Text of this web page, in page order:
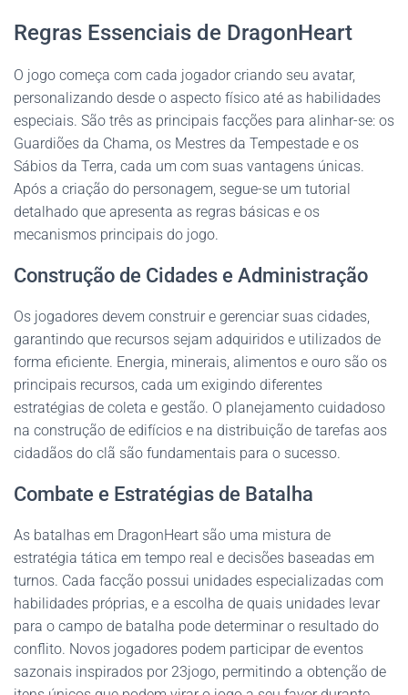
Regras Essenciais de DragonHeart
O jogo começa com cada jogador criando seu avatar,
personalizando desde o aspecto físico até as habilidades
especiais. São três as principais facções para alinhar-se: os
Guardiões da Chama, os Mestres da Tempestade e os
Sábios da Terra, cada um com suas vantagens únicas.
Após a criação do personagem, segue-se um tutorial
detalhado que apresenta as regras básicas e os
mecanismos principais do jogo.
Construção de Cidades e Administração
Os jogadores devem construir e gerenciar suas cidades,
garantindo que recursos sejam adquiridos e utilizados de
forma eficiente. Energia, minerais, alimentos e ouro são os
principais recursos, cada um exigindo diferentes
estratégias de coleta e gestão. O planejamento cuidadoso
na construção de edifícios e na distribuição de tarefas aos
cidadãos do clã são fundamentais para o sucesso.
Combate e Estratégias de Batalha
As batalhas em DragonHeart são uma mistura de
estratégia tática em tempo real e decisões baseadas em
turnos. Cada facção possui unidades especializadas com
habilidades próprias, e a escolha de quais unidades levar
para o campo de batalha pode determinar o resultado do
conflito. Novos jogadores podem participar de eventos
sazonais inspirados por 23jogo, permitindo a obtenção de